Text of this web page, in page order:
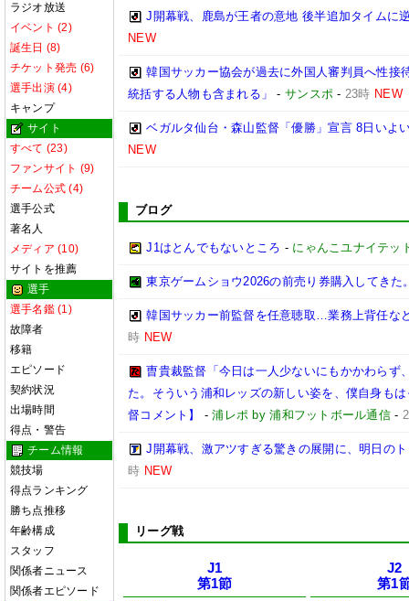
ラジオ放送
イベント (2)
誕生日 (8)
チケット発売 (6)
選手出演 (4)
キャンプ
サイト
すべて (23)
ファンサイト (9)
チーム公式 (4)
選手公式
著名人
メディア (10)
サイトを推薦
選手
選手名鑑 (1)
故障者
移籍
エピソード
契約状況
出場時間
得点・警告
チーム情報
競技場
得点ランキング
勝ち点推移
年齢構成
スタッフ
関係者ニュース
関係者エピソード
J開幕戦、鹿島が王者の意地 後半追加タイムに
NEW
韓国サッカー協会が過去に外国人審判員へ性
統括する人物も含まれる」
-サンスポ - 23時 NEW
ベガルタ仙台・森山監督「優勝」宣言 8日いよ
NEW
ブログ
J1はとんでもないところ - にゃんこユナイテッ
東京ゲームショウ2026の前売り券購入してきた
韓国サッカー前監督を任意聴取…業務上背任な
時 NEW
曺貴裁監督「今日は一人少ないにもかかわらず
た。そういう浦和レッズの新しい姿を、僕自身も
督コメント】
-浦レポ by 浦和フットボール通信-
J開幕戦、激アツすぎる驚きの展開に、明日の
時 NEW
リーグ戦
J1
第1節
J2
第1